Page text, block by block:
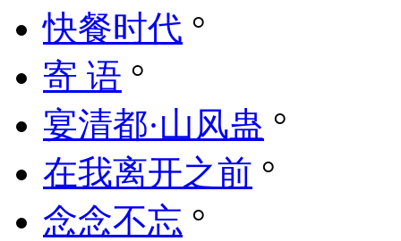
快餐时代 °
寄 语 °
宴清都·山风蛊 °
在我离开之前 °
念念不忘 °